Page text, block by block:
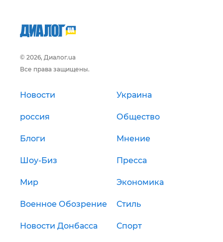
© 2026, Диалог.ua
Все права защищены.
Новости Украина
россия Общество
Блоги Мнение
Шоу-Биз Пресса
Мир Экономика
Военное Обозрение Стиль
Новости Донбасса Спорт